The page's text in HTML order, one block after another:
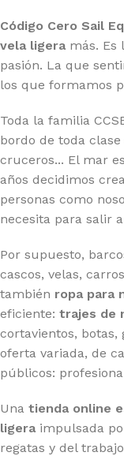
Código Cero Sail
vela ligera más. Es
pasión. La que
los que formamos
Toda la familia
bordo de toda clase
cruceros... El mar
años decidimos
personas como
necesita para salir
Por supuesto,
cascos, velas,
también ropa para
eficiente: trajes de
cortavientos, botas,
oferta variada, de
públicos:
Una tienda online
ligera impulsada
regatas y del